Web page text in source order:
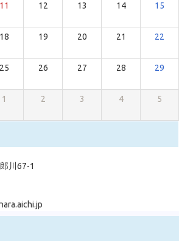
11 12 13 14 15
18 19 20 21 22
25 26 27 28 29
1 2 3 4 5
川67-1